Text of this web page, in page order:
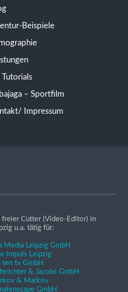
Beispiele
Tutorials
– Sportfilm
Impressum
freier Cutter (Video-Editor) in
u.a. tätig für:
Media Leipzig GmbH
Impuls Leipzig
ten tv GmbH
& Jacobs GmbH
& Markov
GmbH